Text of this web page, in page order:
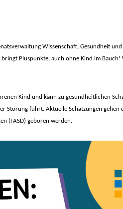
Wissenschaft, Gesundheit
Pluspunkte, auch ohne Kind im Bauch!
Kind und kann zu gesundheitlichen
Störung führt. Aktuelle Schätzungen gehen
(FASD) geboren werden.